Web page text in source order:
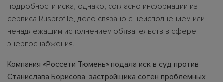
подробности иска, однако, согласно информации из
сервиса Rusprofile, дело связано с неисполнением или
ненадлежащим исполнением обязательств в сфере
энергоснабжения.
Компания «Россети Тюмень» подала иск в суд против
Станислава Борисова, застройщика сотен проблемных